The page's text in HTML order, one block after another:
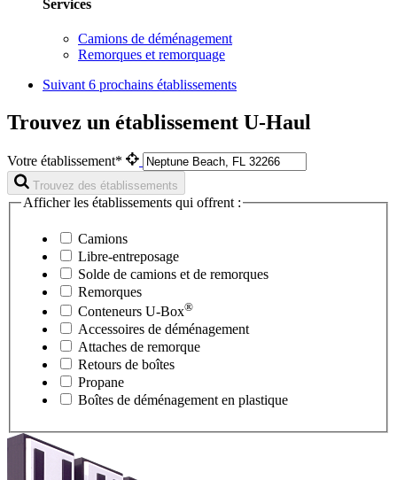
Services
Camions de déménagement
Remorques et remorquage
Suivant 6 prochains établissements
Trouvez un établissement U-Haul
Votre établissement*
Trouvez des établissements
Afficher les établissements qui offrent :
Camions
Libre-entreposage
Solde de camions et de remorques
Remorques
Conteneurs U-Box®
Accessoires de déménagement
Attaches de remorque
Retours de boîtes
Propane
Boîtes de déménagement en plastique